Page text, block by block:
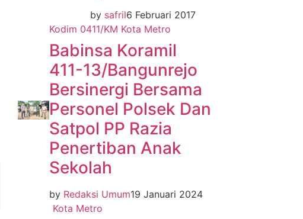
by safril6 Februari 2017
Kodim 0411/KM Kota Metro
Babinsa Koramil
411-13/Bangunrejo
Bersinergi Bersama
Personel Polsek Dan
Satpol PP Razia
Penertiban Anak
Sekolah
by Redaksi Umum19 Januari 2024
Kota Metro